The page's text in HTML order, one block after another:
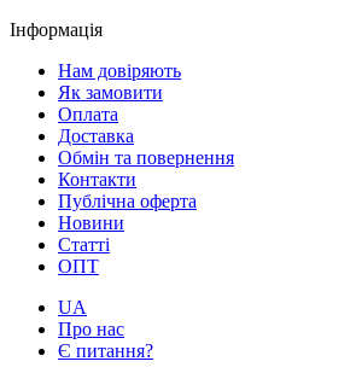
Інформація
Нам довіряють
Як замовити
Оплата
Доставка
Обмін та повернення
Контакти
Публічна оферта
Новини
Статті
ОПТ
UA
Про нас
Є питання?